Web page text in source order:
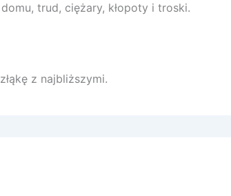
trud, ciężary, kłopoty i troski.
z najbliższymi.